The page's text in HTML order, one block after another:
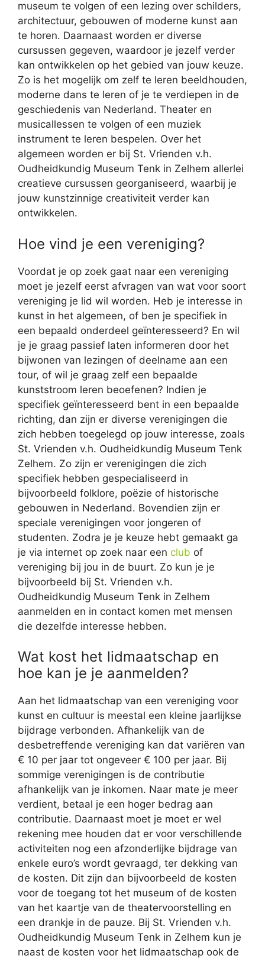
museum te volgen of een lezing over schilders,
architectuur, gebouwen of moderne kunst aan
te horen. Daarnaast worden er diverse
cursussen gegeven, waardoor je jezelf verder
kan ontwikkelen op het gebied van jouw keuze.
Zo is het mogelijk om zelf te leren beeldhouden,
moderne dans te leren of je te verdiepen in de
geschiedenis van Nederland. Theater en
musicallessen te volgen of een muziek
instrument te leren bespelen. Over het
algemeen worden er bij St. Vrienden v.h.
Oudheidkundig Museum Tenk in Zelhem allerlei
creatieve cursussen georganiseerd, waarbij je
jouw kunstzinnige creativiteit verder kan
ontwikkelen.
Hoe vind je een vereniging?
Voordat je op zoek gaat naar een vereniging
moet je jezelf eerst afvragen van wat voor soort
vereniging je lid wil worden. Heb je interesse in
kunst in het algemeen, of ben je specifiek in
een bepaald onderdeel geïnteresseerd? En wil
je je graag passief laten informeren door het
bijwonen van lezingen of deelname aan een
tour, of wil je graag zelf een bepaalde
kunststroom leren beoefenen? Indien je
specifiek geïnteresseerd bent in een bepaalde
richting, dan zijn er diverse verenigingen die
zich hebben toegelegd op jouw interesse, zoals
St. Vrienden v.h. Oudheidkundig Museum Tenk
Zelhem. Zo zijn er verenigingen die zich
specifiek hebben gespecialiseerd in
bijvoorbeeld folklore, poëzie of historische
gebouwen in Nederland. Bovendien zijn er
speciale verenigingen voor jongeren of
studenten. Zodra je je keuze hebt gemaakt ga
je via internet op zoek naar een club of
vereniging bij jou in de buurt. Zo kun je je
bijvoorbeeld bij St. Vrienden v.h.
Oudheidkundig Museum Tenk in Zelhem
aanmelden en in contact komen met mensen
die dezelfde interesse hebben.
Wat kost het lidmaatschap en
hoe kan je je aanmelden?
Aan het lidmaatschap van een vereniging voor
kunst en cultuur is meestal een kleine jaarlijkse
bijdrage verbonden. Afhankelijk van de
desbetreffende vereniging kan dat variëren van
€ 10 per jaar tot ongeveer € 100 per jaar. Bij
sommige verenigingen is de contributie
afhankelijk van je inkomen. Naar mate je meer
verdient, betaal je een hoger bedrag aan
contributie. Daarnaast moet je moet er wel
rekening mee houden dat er voor verschillende
activiteiten nog een afzonderlijke bijdrage van
enkele euro’s wordt gevraagd, ter dekking van
de kosten. Dit zijn dan bijvoorbeeld de kosten
voor de toegang tot het museum of de kosten
van het kaartje van de theatervoorstelling en
een drankje in de pauze. Bij St. Vrienden v.h.
Oudheidkundig Museum Tenk in Zelhem kun je
naast de kosten voor het lidmaatschap ook de